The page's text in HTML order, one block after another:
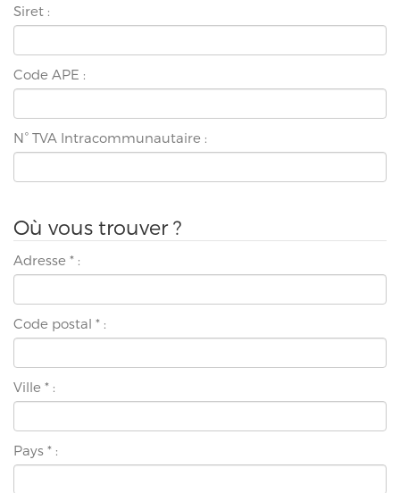
Siret :
Code APE :
N° TVA Intracommunautaire :
Où vous trouver ?
Adresse * :
Code postal * :
Ville * :
Pays * :